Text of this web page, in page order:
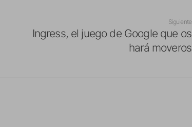
Siguiente
Ingress, el juego de Google que os
hará moveros